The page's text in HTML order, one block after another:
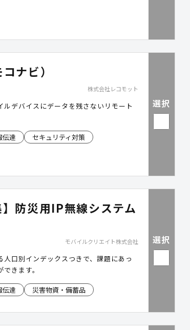
ナビ）
株式会社レコモット
ルデバイスにデータを残さないリモート
伝達
セキュリティ対策
選択
】防災用IP無線システム
モバイルクリエイト株式会社
人口別インデックスつきで、課題にあっ
きます。
伝達 災害物資・備蓄品
選択